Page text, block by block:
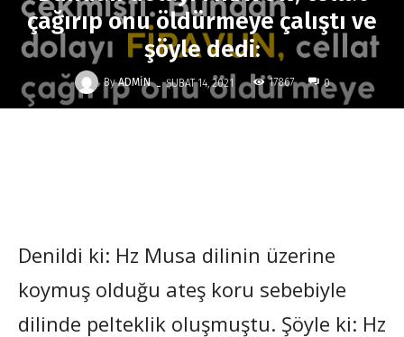
çağırıp onu öldürmeye çalıştı ve
şöyle dedi:
By ADMIN - ŞUBAT 14, 2021 17867 0
Denildi ki: Hz Musa dilinin üzerine
koymuş olduğu ateş koru sebebiyle
dilinde pelteklik oluşmuştu. Şöyle ki: Hz